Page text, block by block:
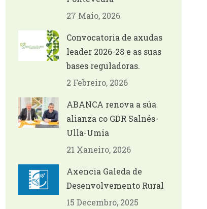
27 Maio, 2026
Convocatoria de axudas
leader 2026-28 e as suas
bases reguladoras.
2 Febreiro, 2026
ABANCA renova a súa
alianza co GDR Salnés-
Ulla-Umia
21 Xaneiro, 2026
Axencia Galeda de
Desenvolvemento Rural
15 Decembro, 2025